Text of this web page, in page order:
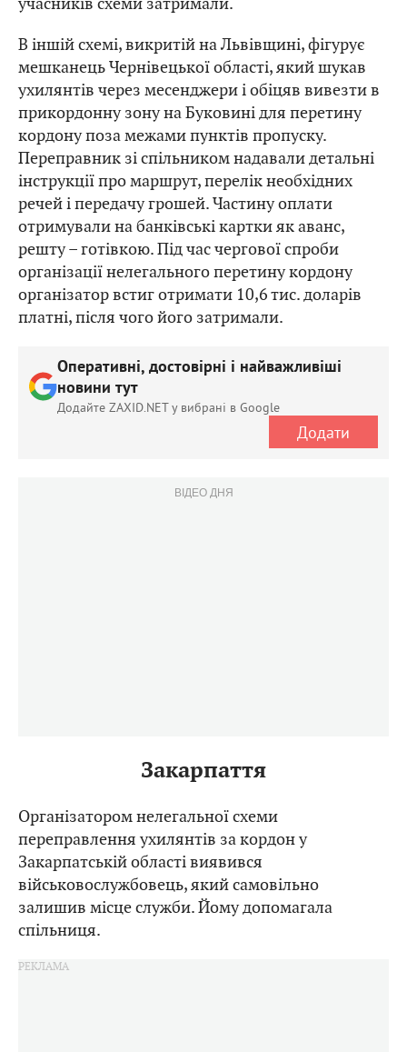
В іншій схемі, викритій на Львівщині, фігурує
мешканець Чернівецької області, який шукав
ухилянтів через месенджери і обіцяв вивезти в
прикордонну зону на Буковині для перетину
кордону поза межами пунктів пропуску.
Переправник зі спільником надавали детальні
інструкції про маршрут, перелік необхідних
речей і передачу грошей. Частину оплати
отримували на банківські картки як аванс,
решту – готівкою. Під час чергової спроби
організації нелегального перетину кордону
організатор встиг отримати 10,6 тис. доларів
платні, після чого його затримали.
Оперативні, достовірні і найважливіші
новини тут
Додайте ZAXID.NET у вибрані в Google
Додати
ВІДЕО ДНЯ
Закарпаття
Організатором нелегальної схеми
переправлення ухилянтів за кордон у
Закарпатській області виявився
військовослужбовець, який самовільно
залишив місце служби. Йому допомагала
спільниця.